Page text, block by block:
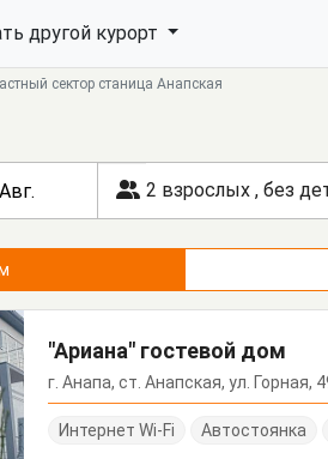
другой курорт
сектор станица Анапская
2 взрослых , без
"Ариана" гостевой дом
г. Анапа, ст. Анапская, ул. Горная,
Интернет Wi-Fi Автостоянка